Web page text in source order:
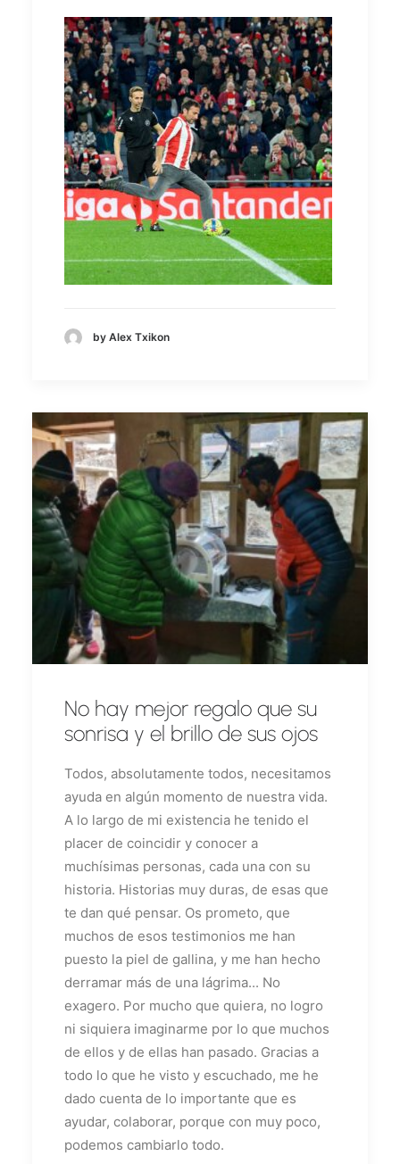
by Alex Txikon
No hay mejor regalo que su
sonrisa y el brillo de sus ojos
Todos, absolutamente todos, necesitamos
ayuda en algún momento de nuestra vida.
A lo largo de mi existencia he tenido el
placer de coincidir y conocer a
muchísimas personas, cada una con su
historia. Historias muy duras, de esas que
te dan qué pensar. Os prometo, que
muchos de esos testimonios me han
puesto la piel de gallina, y me han hecho
derramar más de una lágrima... No
exagero. Por mucho que quiera, no logro
ni siquiera imaginarme por lo que muchos
de ellos y de ellas han pasado. Gracias a
todo lo que he visto y escuchado, me he
dado cuenta de lo importante que es
ayudar, colaborar, porque con muy poco,
podemos cambiarlo todo.